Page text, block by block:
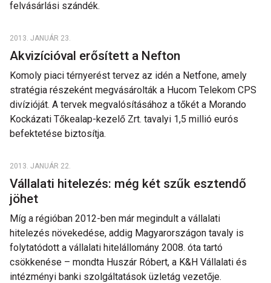
felvásárlási szándék.
2013. JANUÁR 23.
Akvizícióval erősített a Nefton
Komoly piaci térnyerést tervez az idén a Netfone, amely
stratégia részeként megvásárolták a Hucom Telekom CPS
divízióját. A tervek megvalósításához a tőkét a Morando
Kockázati Tőkealap-kezelő Zrt. tavalyi 1,5 millió eurós
befektetése biztosítja.
2013. JANUÁR 22.
Vállalati hitelezés: még két szűk esztendő
jöhet
Míg a régióban 2012-ben már megindult a vállalati
hitelezés növekedése, addig Magyarországon tavaly is
folytatódott a vállalati hitelállomány 2008. óta tartó
csökkenése – mondta Huszár Róbert, a K&H Vállalati és
intézményi banki szolgáltatások üzletág vezetője.